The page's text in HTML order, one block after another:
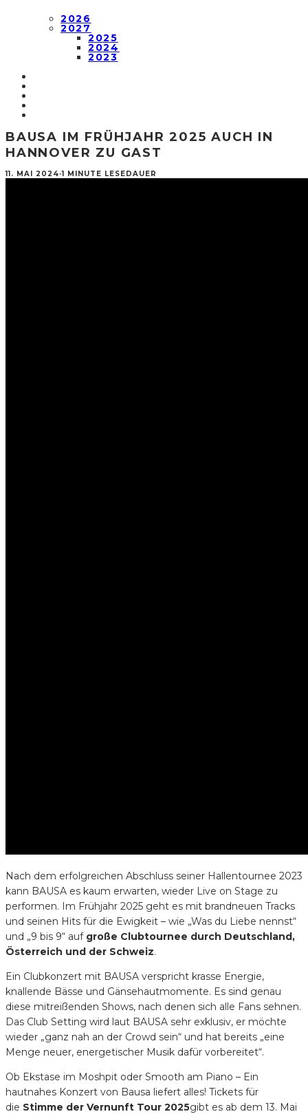
2026
2027
2025
2024
2023
BAUSA IM FRÜHJAHR 2025 AUCH IN
HANNOVER ZU GAST
11. MAI 2024·1 MINUTE LESEDAUER
Nach dem erfolgreichen Abschluss seiner Hallentournee 2023
kann BAUSA es kaum erwarten, wieder Live on Stage zu
performen. Im Frühjahr 2025 geht es mit brandneuen Tracks
und seinen Hits für die Ewigkeit – wie „Was du Liebe nennst“
und „9 bis 9“ auf große Clubtournee durch Deutschland,
Österreich und der Schweiz.
Ein Clubkonzert mit BAUSA verspricht krasse Energie,
knallende Bässe und Gänsehautmomente. Es sind genau
diese mitreißenden Shows, nach denen sich alle Fans sehnen.
Das Club Setting wird laut BAUSA sehr exklusiv, er möchte
wieder „ganz nah an der Crowd sein“ und hat bereits „eine
Menge neuer, energetischer Musik dafür vorbereitet“.
Ob Ekstase im Moshpit oder Smooth am Piano – Ein
hautnahes Konzert von Bausa liefert alles! Tickets für
die Stimme der Vernunft Tour 2025gibt es ab dem 13. Mai